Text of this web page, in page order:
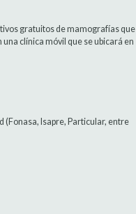
gratuitos de mamografías que
clínica móvil que se ubicará en
(Fonasa, Isapre, Particular, entre